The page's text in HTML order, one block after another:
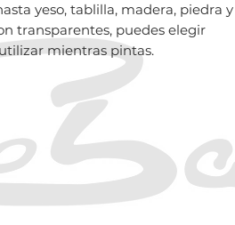
yeso, tablilla, madera, piedra y
transparentes, puedes elegir
mientras pintas.